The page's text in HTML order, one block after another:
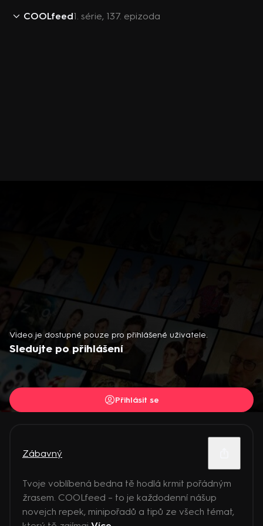
COOLfeed1. série, 137. epizoda
Video je dostupné pouze pro přihlášené uživatele.
Sledujte po přihlášení
Přihlásit se
Zábavný
Tvoje voblíbená bedna tě hodlá krmit pořádným
žrasem. COOLfeed – to je každodenní nášup
novejch repek, minipořadů a tipů ze všech témat,